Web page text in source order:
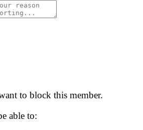
to block this member.
able to: